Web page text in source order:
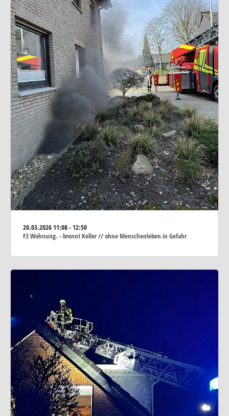
20.03.202611:08 - 12:50
F3 Wohnung. - brennt Keller // ohne Menschenleben in Gefahr